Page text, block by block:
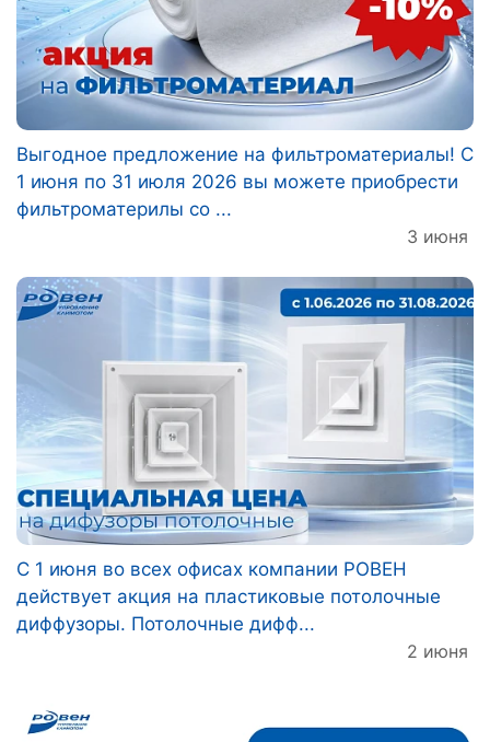
Выгодное предложение на фильтроматериалы! С
1 июня по 31 июля 2026 вы можете приобрести
фильтроматерилы со ...
3 июня
С 1 июня во всех офисах компании РОВЕН
действует акция на пластиковые потолочные
диффузоры. Потолочные дифф...
2 июня